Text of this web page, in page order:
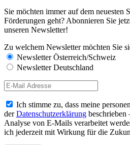
Sie möchten immer auf dem neuesten
Förderungen geht? Abonnieren Sie
unseren Newsletter!
Zu welchem Newsletter möchten Sie
Newsletter Österreich/Schweiz
Newsletter Deutschland
Ich stimme zu, dass meine
derDatenschutzerklärung beschrieben
Analyse von E-Mails verarbeitet
ich jederzeit mit Wirkung für die